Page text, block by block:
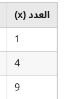
العدد (x)
1
4
9